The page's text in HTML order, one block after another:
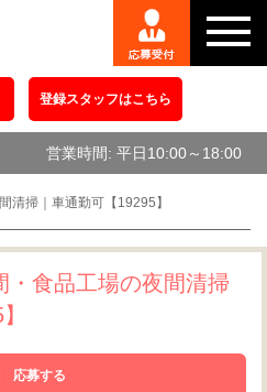
登録スタッフはこちら
営業時間: 平日10:00～18:00
清掃｜車通勤可【19295】
・食品工場の夜間清掃
応募する